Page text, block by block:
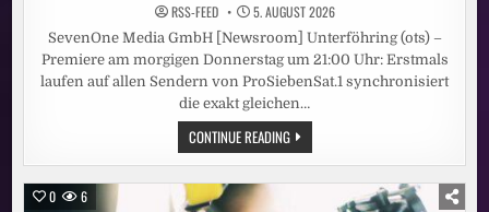
RSS-FEED 5. AUGUST 2026
SevenOne Media GmbH [Newsroom] Unterföhring (ots) –
Premiere am morgigen Donnerstag um 21:00 Uhr: Erstmals
laufen auf allen Sendern von ProSiebenSat.1 synchronisiert
die exakt gleichen…
CONTINUE READINGVOLLE
REICHWEITE
TRIFFT
AUFMERKSAMKEIT:
0 6